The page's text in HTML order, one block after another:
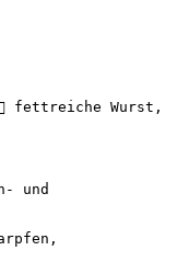
fettreiche Wurst,
und